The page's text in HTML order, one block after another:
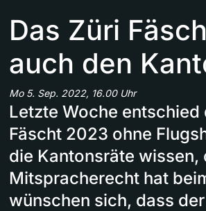
Das Züri
auch den
Mo 5. Sep. 2022, 16.00 Uhr
Letzte Woche
Fäscht 2023 ohne
die Kantonsräte wissen,
Mitspracherecht hat
wünschen sich, dass